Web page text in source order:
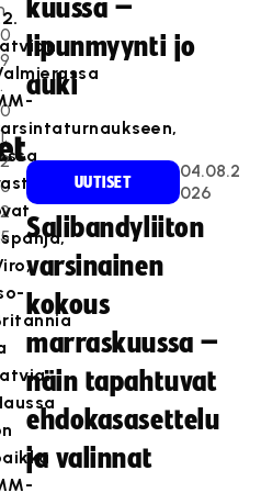
0
9
.
0
1.
2
0
2
5
kuussa –
lipunmyynti jo
auki
UUTISET
04.08.2
026
Salibandyliiton
varsinainen
kokous
marraskuussa –
näin tapahtuvat
ehdokasasettelu
ja valinnat